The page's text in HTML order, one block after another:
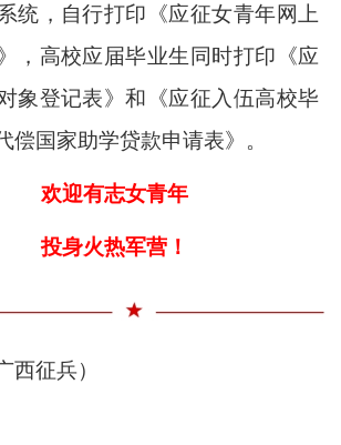
统，自行打印《应征女青年网上
，高校应届毕业生同时打印《应
象登记表》和《应征入伍高校毕
偿国家助学贷款申请表》。
欢迎有志女青年
投身火热军营！
西征兵）